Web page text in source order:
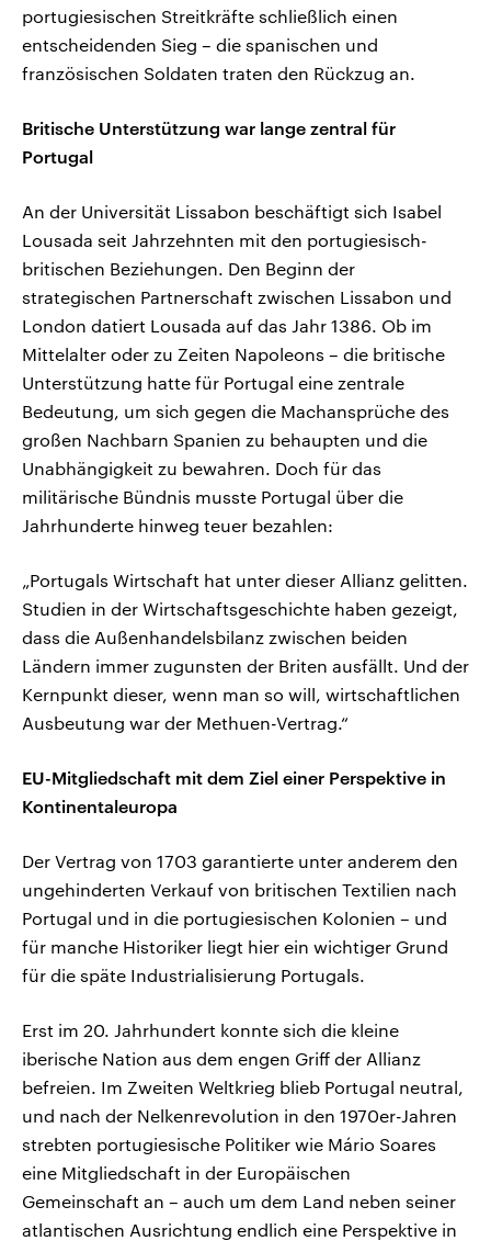
portugiesischen Streitkräfte schließlich einen
entscheidenden Sieg – die spanischen und
französischen Soldaten traten den Rückzug an.
Britische Unterstützung war lange zentral für
Portugal
An der Universität Lissabon beschäftigt sich Isabel
Lousada seit Jahrzehnten mit den portugiesisch-
britischen Beziehungen. Den Beginn der
strategischen Partnerschaft zwischen Lissabon und
London datiert Lousada auf das Jahr 1386. Ob im
Mittelalter oder zu Zeiten Napoleons – die britische
Unterstützung hatte für Portugal eine zentrale
Bedeutung, um sich gegen die Machansprüche des
großen Nachbarn Spanien zu behaupten und die
Unabhängigkeit zu bewahren. Doch für das
militärische Bündnis musste Portugal über die
Jahrhunderte hinweg teuer bezahlen:
„Portugals Wirtschaft hat unter dieser Allianz gelitten.
Studien in der Wirtschaftsgeschichte haben gezeigt,
dass die Außenhandelsbilanz zwischen beiden
Ländern immer zugunsten der Briten ausfällt. Und der
Kernpunkt dieser, wenn man so will, wirtschaftlichen
Ausbeutung war der Methuen-Vertrag.“
EU-Mitgliedschaft mit dem Ziel einer Perspektive in
Kontinentaleuropa
Der Vertrag von 1703 garantierte unter anderem den
ungehinderten Verkauf von britischen Textilien nach
Portugal und in die portugiesischen Kolonien – und
für manche Historiker liegt hier ein wichtiger Grund
für die späte Industrialisierung Portugals.
Erst im 20. Jahrhundert konnte sich die kleine
iberische Nation aus dem engen Griff der Allianz
befreien. Im Zweiten Weltkrieg blieb Portugal neutral,
und nach der Nelkenrevolution in den 1970er-Jahren
strebten portugiesische Politiker wie Mário Soares
eine Mitgliedschaft in der Europäischen
Gemeinschaft an – auch um dem Land neben seiner
atlantischen Ausrichtung endlich eine Perspektive in